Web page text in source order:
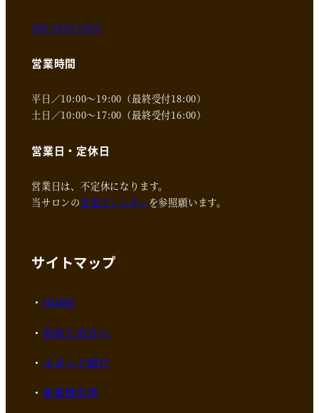
080-3824-0369
営業時間
平日／10:00～19:00（最終受付18:00）
土日／10:00～17:00（最終受付16:00）
営業日・定休日
営業日は、不定休になります。
当サロンの営業カレンダーを参照願います。
サイトマップ
HOME
初めての方へ
スタッフ紹介
患者様の声